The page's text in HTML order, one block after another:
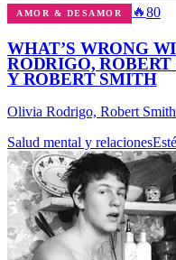
AMOR & DESAMOR 🔥80
WHAT’S WRONG
RODRIGO,
Y ROBERT SMITH
Olivia Rodrigo, Robert Smith
Salud mental y relaciones